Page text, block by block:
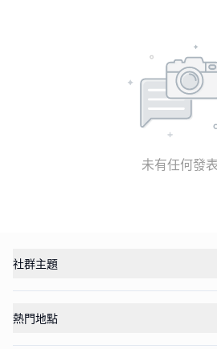
未有任何發表
社群主題
熱門地點